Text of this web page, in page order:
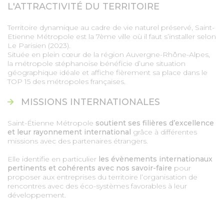
L'ATTRACTIVITÉ DU TERRITOIRE
Territoire dynamique au cadre de vie naturel préservé, Saint-
Etienne Métropole est la 7ème ville où il faut s’installer selon
Le Parisien (2023).
Située en plein cœur de la région Auvergne-Rhône-Alpes,
la métropole stéphanoise bénéficie d’une situation
géographique idéale et affiche fièrement sa place dans le
TOP 15 des métropoles françaises.
MISSIONS INTERNATIONALES
Saint-Étienne Métropole soutient ses filières d’excellence
et leur rayonnement international grâce à différentes
missions avec des partenaires étrangers.
Elle identifie en particulier les évènements internationaux
pertinents et cohérents avec nos savoir-faire pour
proposer aux entreprises du territoire l’organisation de
rencontres avec des éco-systèmes favorables à leur
développement.